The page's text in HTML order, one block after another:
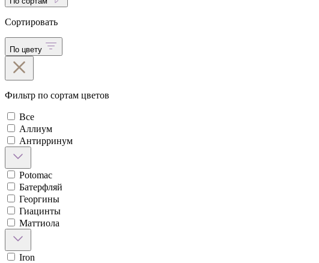
Сортировать
По цвету
Фильтр по сортам цветов
Все
Аллиум
Антирринум
Potomac
Батерфляй
Георгины
Гиацинты
Маттиола
Iron